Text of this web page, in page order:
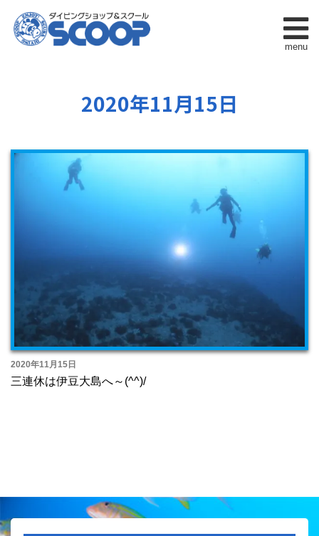
menu
2020年11月15日
2020年11月15日
三連休は伊豆大島へ～(^^)/